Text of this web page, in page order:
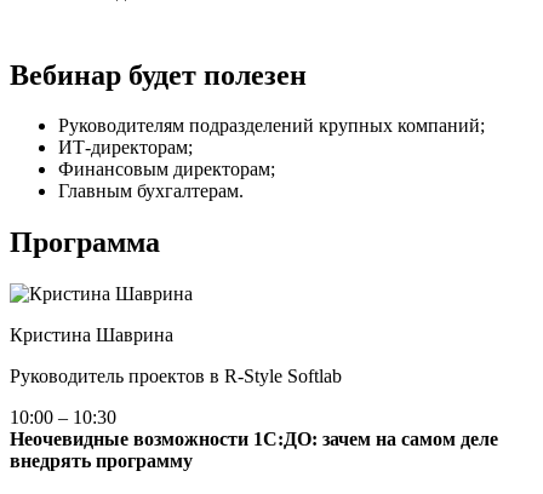
Вебинар будет полезен
Руководителям подразделений крупных компаний;
ИТ-директорам;
Финансовым директорам;
Главным бухгалтерам.
Программа
Кристина Шаврина
Руководитель проектов в R‑Style Softlab
10:00 – 10:30
Неочевидные возможности 1С:ДО: зачем на самом деле
внедрять программу